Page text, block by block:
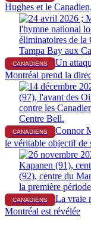
Hughes et le
CANADIENS
Un
Montréal prend la
CANADIENS
Connor
le véritable objectif de
CANADIENS
La vraie
Montréal est révélée